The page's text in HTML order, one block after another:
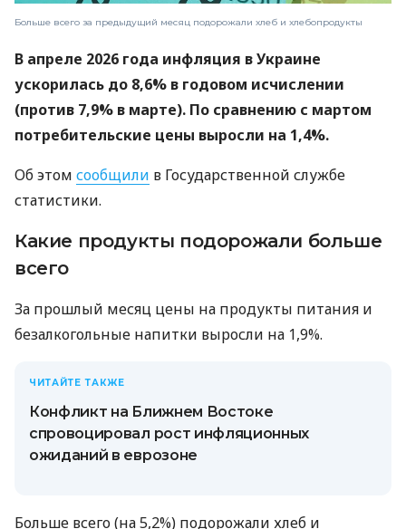
Больше всего за предыдущий месяц подорожали хлеб и хлебопродукты
В апреле 2026 года инфляция в Украине
ускорилась до 8,6% в годовом исчислении
(против 7,9% в марте). По сравнению с мартом
потребительские цены выросли на 1,4%.
Об этом сообщили в Государственной службе
статистики.
Какие продукты подорожали больше
всего
За прошлый месяц цены на продукты питания и
безалкогольные напитки выросли на 1,9%.
ЧИТАЙТЕ ТАКЖЕ
Конфликт на Ближнем Востоке
спровоцировал рост инфляционных
ожиданий в еврозоне
Больше всего (на 5,2%) подорожали хлеб и